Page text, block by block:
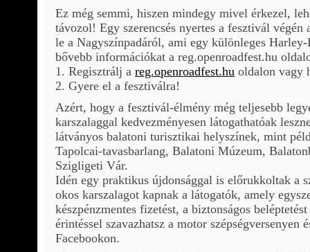
Ez még semmi, hiszen mindegy mivel érkezel,
távozol! Egy szerencsés nyertes a fesztivál
le a Nagyszínpadáról, ami egy különleges
bővebb információkat a reg.openroadfest.hu
1. Regisztrálj a reg.openroadfest.hu oldalon vagy
2. Gyere el a fesztiválra!
Azért, hogy a fesztivál-élmény még teljesebb
karszalaggal kedvezményesen látogathatóak
látványos balatoni turisztikai helyszínek, mint
Tapolcai-tavasbarlang, Balatoni Múzeum,
Szigligeti Vár.
Idén egy praktikus újdonsággal is előrukkoltak a
okos karszalagot kapnak a látogatók, amely
készpénzmentes fizetést, a biztonságos
érintéssel szavazhatsz a motor szépségversenyen
Facebookon.